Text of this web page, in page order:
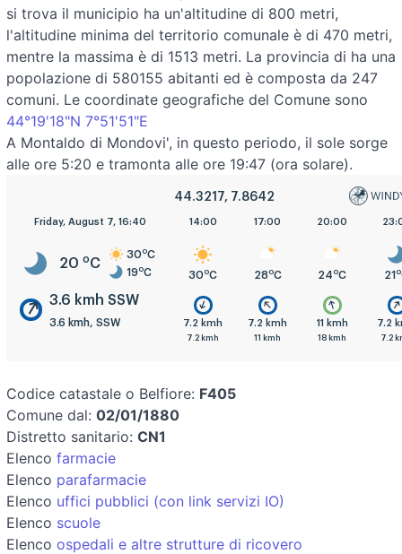
si trova il municipio ha un'altitudine di 800 metri,
l'altitudine minima del territorio comunale è di 470 metri,
mentre la massima è di 1513 metri. La provincia di ha una
popolazione di 580155 abitanti ed è composta da 247
comuni. Le coordinate geografiche del Comune sono
44°19'18"N 7°51'51"E
A Montaldo di Mondovi', in questo periodo, il sole sorge
alle ore 5:20 e tramonta alle ore 19:47 (ora solare).
44.3217, 7.8642
Friday, August 7, 16:40
20 oC
30oC
19oC
3.6 kmh SSW
3.6 kmh, SSW
kmh
8:00
7.2 kmh
11:00
26oC
7.2 kmh
14:00
30oC
7.2 kmh
7.2 kmh
17:00
28 oC
7.2 kmh
11 kmh
20:00
24 oC
11 kmh
18 kmh
21 o
7.2
7.2
Codice catastale o Belfiore: F405
Comune dal: 02/01/1880
Distretto sanitario: CN1
Elenco farmacie
Elenco parafarmacie
Elenco uffici pubblici (con link servizi IO)
Elenco scuole
Elenco ospedali e altre strutture di ricovero